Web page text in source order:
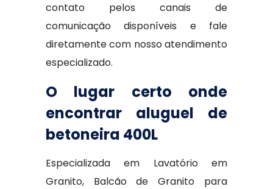
contato pelos canais de
comunicação disponíveis e fale
diretamente com nosso atendimento
especializado.
O lugar certo onde
encontrar aluguel de
betoneira 400L
Especializada em Lavatório em
Granito, Balcão de Granito para